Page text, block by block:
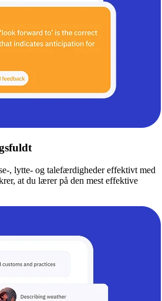
, lytte- og talefærdigheder effektivt med
at du lærer på den mest effektive